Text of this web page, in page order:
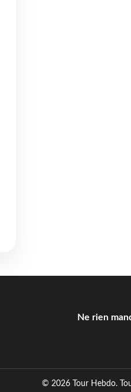
Ne rien
© 2026 Tour Hebdo.